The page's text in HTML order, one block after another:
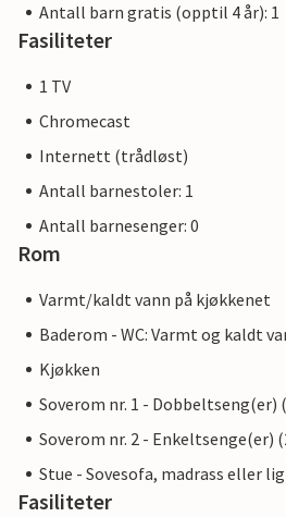
Antall barn gratis (opptil 4 år): 1
Fasiliteter
1 TV
Chromecast
Internett (trådløst)
Antall barnestoler: 1
Antall barnesenger: 0
Rom
Varmt/kaldt vann på kjøkkenet
Baderom - WC: Varmt og kaldt
Kjøkken
Soverom nr. 1 - Dobbeltseng(er)
Soverom nr. 2 - Enkeltsenge(er)
Stue - Sovesofa, madrass eller
Fasiliteter